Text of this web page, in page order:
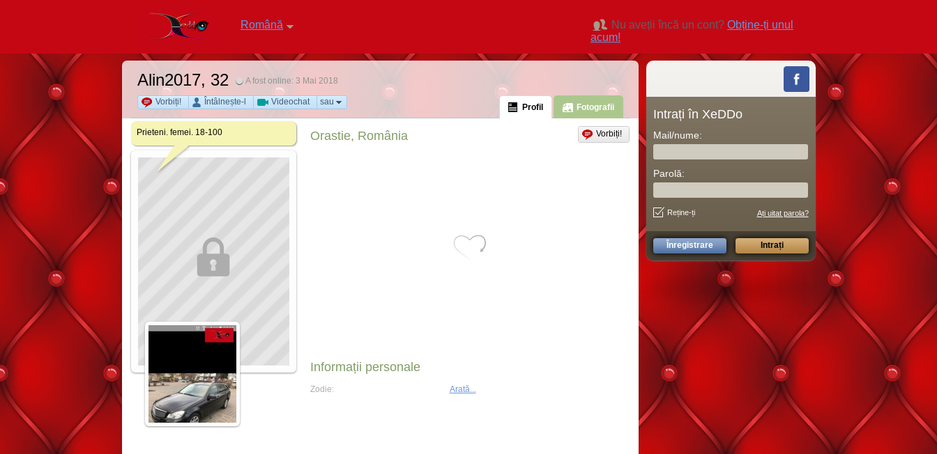
Română Nu aveții încă un cont? Obține-ți unul
acum!
Alin2017, 32 A fost online: 3 Mai 2018
Vorbiți! Întâlnește-l Videochat sau
Profil Fotografii
Prieteni. femei. 18-100 Vorbiți!
Orastie, România
Informații personale
Zodie: Arată...
Intrați în XeDDo
Mail/nume:
Parolă:
Reține-ți Ați uitat parola?